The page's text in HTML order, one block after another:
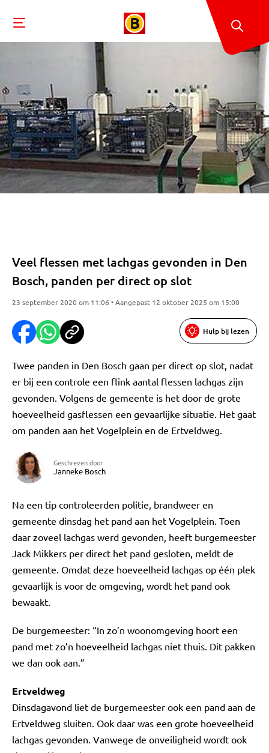
Veel flessen met lachgas gevonden in Den
Bosch, panden per direct op slot
23 september 2020 om 11:06 • Aangepast 12 oktober 2025 om 15:00
Hulp bij lezen
Twee panden in Den Bosch gaan per direct op slot, nadat
er bij een controle een flink aantal flessen lachgas zijn
gevonden. Volgens de gemeente is het door de grote
hoeveelheid gasflessen een gevaarlijke situatie. Het gaat
om panden aan het Vogelplein en de Ertveldweg.
Geschreven door
Janneke Bosch
Na een tip controleerden politie, brandweer en
gemeente dinsdag het pand aan het Vogelplein. Toen
daar zoveel lachgas werd gevonden, heeft burgemeester
Jack Mikkers per direct het pand gesloten, meldt de
gemeente. Omdat deze hoeveelheid lachgas op één plek
gevaarlijk is voor de omgeving, wordt het pand ook
bewaakt.
De burgemeester: “In zo’n woonomgeving hoort een
pand met zo’n hoeveelheid lachgas niet thuis. Dit pakken
we dan ook aan.”
Ertveldweg
Dinsdagavond liet de burgemeester ook een pand aan de
Ertveldweg sluiten. Ook daar was een grote hoeveelheid
lachgas gevonden. Vanwege de onveiligheid wordt ook